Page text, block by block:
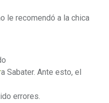
le recomendó a la chica
a Sabater. Ante esto, el
errores.